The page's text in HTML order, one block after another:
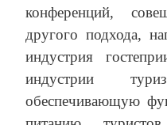
конференций,
другого подхода,
индустрия
индустрии
обеспечивающую